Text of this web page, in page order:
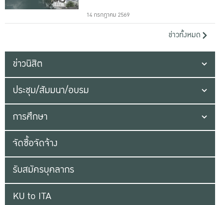
14 กรกฎาคม 2569
ข่าวทั้งหมด
ข่าวนิสิต
ประชุม/สัมมนา/อบรม
การศึกษา
จัดซื้อจัดจ้าง
รับสมัครบุคลากร
KU to ITA